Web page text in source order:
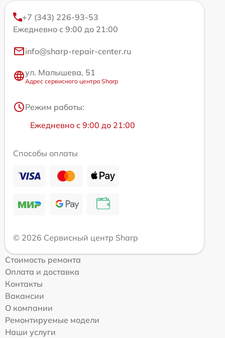
+7 (343) 226-93-53
Ежедневно с 9:00 до 21:00
info@sharp-repair-center.ru
ул. Малышева, 51
Адрес сервисного центра Sharp
Режим работы:
Ежедневно с 9:00 до 21:00
Способы оплаты
© 2026 Сервисный центр Sharp
Стоимость ремонта
Оплата и доставка
Контакты
Вакансии
О компании
Ремонтируемые модели
Наши услуги